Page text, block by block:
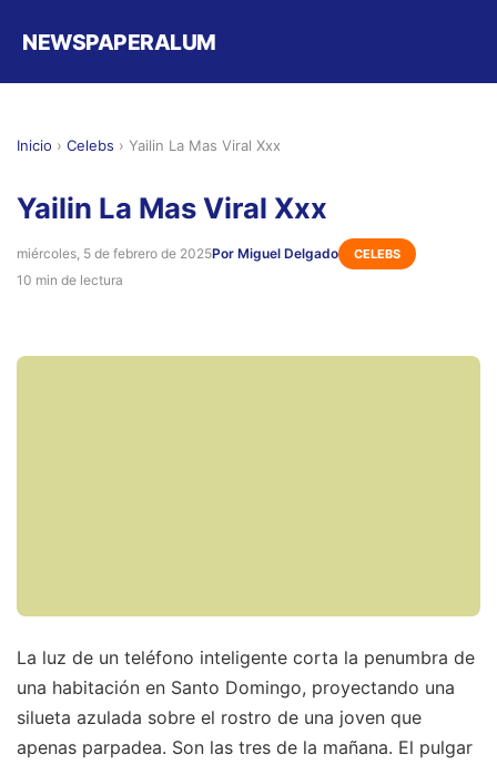
NEWSPAPERALUM
Inicio › Celebs › Yailin La Mas Viral Xxx
Yailin La Mas Viral Xxx
miércoles, 5 de febrero de 2025Por Miguel Delgado CELEBS
10 min de lectura
La luz de un teléfono inteligente corta la penumbra de
una habitación en Santo Domingo, proyectando una
silueta azulada sobre el rostro de una joven que
apenas parpadea. Son las tres de la mañana. El pulgar